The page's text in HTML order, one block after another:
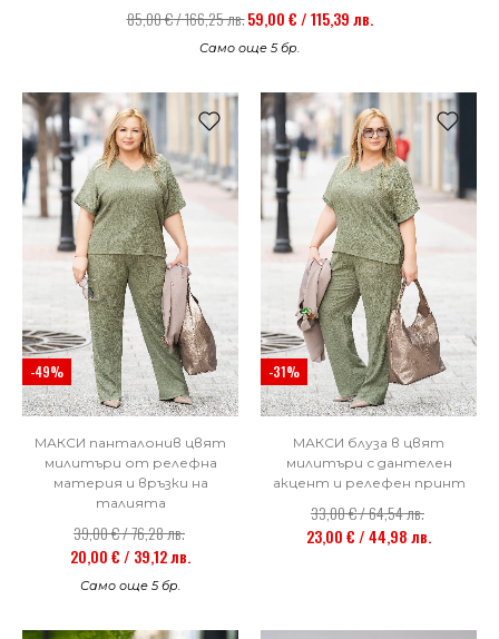
85,00 € / 166,25 лв.59,00 € / 115,39 лв.
Само още 5 бр.
-49%
МАКСИ панталонив цвят
милитъри от релефна
материя и връзки на
талията
39,00 € / 76,28 лв.
20,00 € / 39,12 лв.
Само още 5 бр.
-31%
МАКСИ блуза в цвят
милитъри с дантелен
акцент и релефен принт
33,00 € / 64,54 лв.
23,00 € / 44,98 лв.